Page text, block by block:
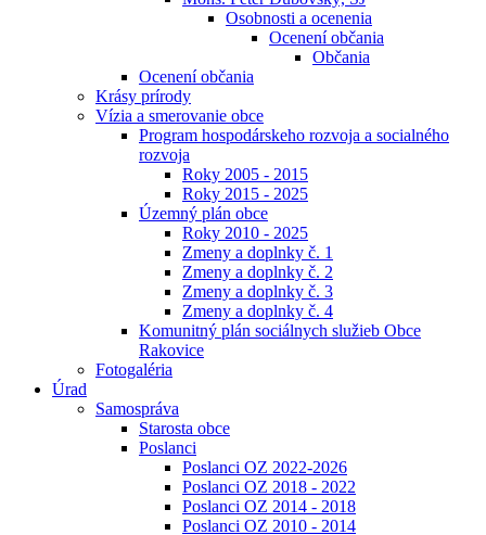
Osobnosti a ocenenia
Ocenení občania
Občania
Ocenení občania
Krásy prírody
Vízia a smerovanie obce
Program hospodárskeho rozvoja a socialného
rozvoja
Roky 2005 - 2015
Roky 2015 - 2025
Územný plán obce
Roky 2010 - 2025
Zmeny a doplnky č. 1
Zmeny a doplnky č. 2
Zmeny a doplnky č. 3
Zmeny a doplnky č. 4
Komunitný plán sociálnych služieb Obce
Rakovice
Fotogaléria
Úrad
Samospráva
Starosta obce
Poslanci
Poslanci OZ 2022-2026
Poslanci OZ 2018 - 2022
Poslanci OZ 2014 - 2018
Poslanci OZ 2010 - 2014